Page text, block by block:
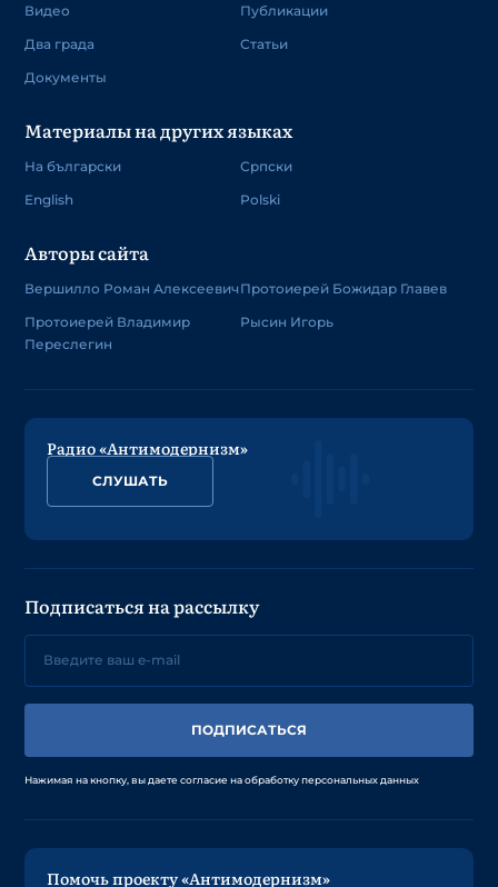
Видео
Два града
Документы
Публикации
Статьи
Материалы на других языках
На български
English
Српски
Polski
Авторы сайта
Вершилло Роман Алексеевич
Протоиерей Владимир
Переслегин
Протоиерей Божидар Главев
Рысин Игорь
Радио «Антимодернизм»
СЛУШАТЬ
Подписаться на рассылку
ПОДПИСАТЬСЯ
Нажимая на кнопку, вы даете согласие на обработку персональных данных
Помочь проекту «Антимодернизм»